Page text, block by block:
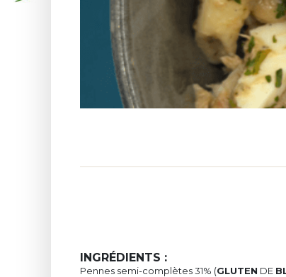
INGRÉDIENTS :
Pennes semi-complètes 31% (GLUTEN DE